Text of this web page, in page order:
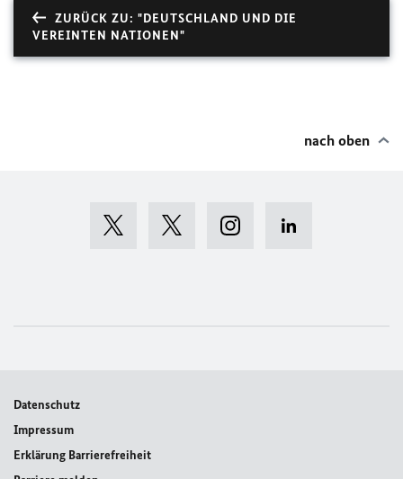
ZURÜCK ZU: "DEUTSCHLAND UND DIE
VEREINTEN NATIONEN"
nach oben
Datenschutz
Impressum
Erklärung Barrierefreiheit